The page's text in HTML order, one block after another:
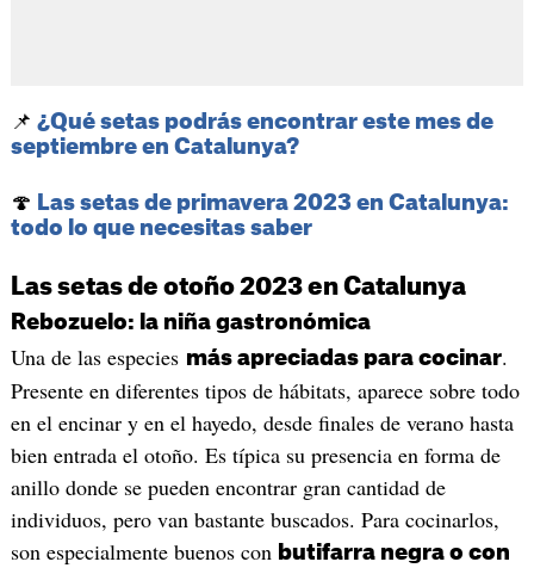
📌 ¿Qué setas podrás encontrar este mes de
septiembre en Catalunya?
🍄 Las setas de primavera 2023 en Catalunya:
todo lo que necesitas saber
Las setas de otoño 2023 en Catalunya
Rebozuelo: la niña gastronómica
Una de las especies más apreciadas para cocinar.
Presente en diferentes tipos de hábitats, aparece sobre todo
en el encinar y en el hayedo, desde finales de verano hasta
bien entrada el otoño. Es típica su presencia en forma de
anillo donde se pueden encontrar gran cantidad de
individuos, pero van bastante buscados. Para cocinarlos,
son especialmente buenos con butifarra negra o con